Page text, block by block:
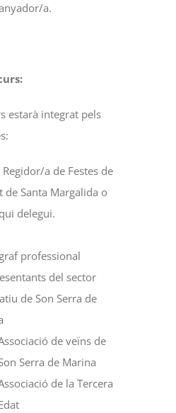
a.
estarà integrat pels
a de Festes de
de Santa Margalida o
delegui.
professional
del sector
de Son Serra de
de veïns de
Serra de Marina
de la Tercera